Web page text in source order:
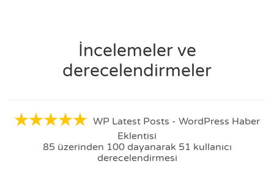
İncelemeler ve
derecelendirmeler
WP Latest Posts - WordPress Haber
Eklentisi
85 üzerinden 100dayanarak 51 kullanıcı
derecelendirmesi